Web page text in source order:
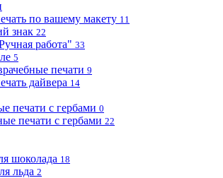
по вашему макету 11
знак 22
работа" 33
5
печати 9
дайвера 14
печати с гербами 0
печати с гербами 22
шоколада 18
льда 2